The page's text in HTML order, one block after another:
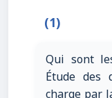
(1)
Qui sont
Étude des